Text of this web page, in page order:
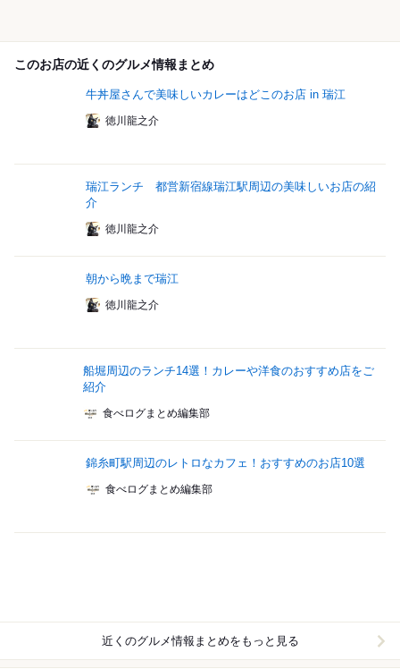
このお店の近くのグルメ情報まとめ
牛丼屋さんで美味しいカレーはどこのお店 in 瑞江
徳川龍之介
瑞江ランチ 都営新宿線瑞江駅周辺の美味しいお店の紹
介
徳川龍之介
朝から晩まで瑞江
徳川龍之介
船堀周辺のランチ14選！カレーや洋食のおすすめ店をご
紹介
食べログまとめ編集部
錦糸町駅周辺のレトロなカフェ！おすすめのお店10選
食べログまとめ編集部
近くのグルメ情報まとめをもっと見る